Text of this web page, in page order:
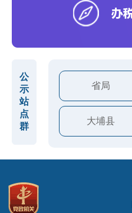
公
示
站
点
群
省局
大埔县